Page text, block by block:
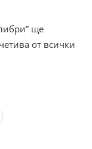
ще
от всички